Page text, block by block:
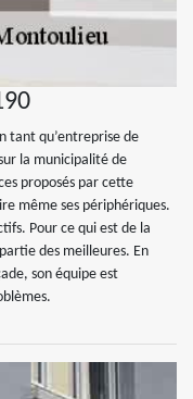
tant qu’entreprise de
la municipalité de
proposés par cette
même ses périphériques.
Pour ce qui est de la
des meilleures. En
son équipe est